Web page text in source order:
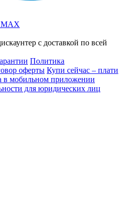
MAX
с доставкой по всей
Политика
оферты Купи сейчас – плати
в мобильном приложении
для юридических лиц